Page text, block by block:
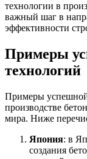
технологии в
важный шаг в
эффективности
Примеры
технологий
Примеры
производстве
мира. Ниже
Япония: в
создания